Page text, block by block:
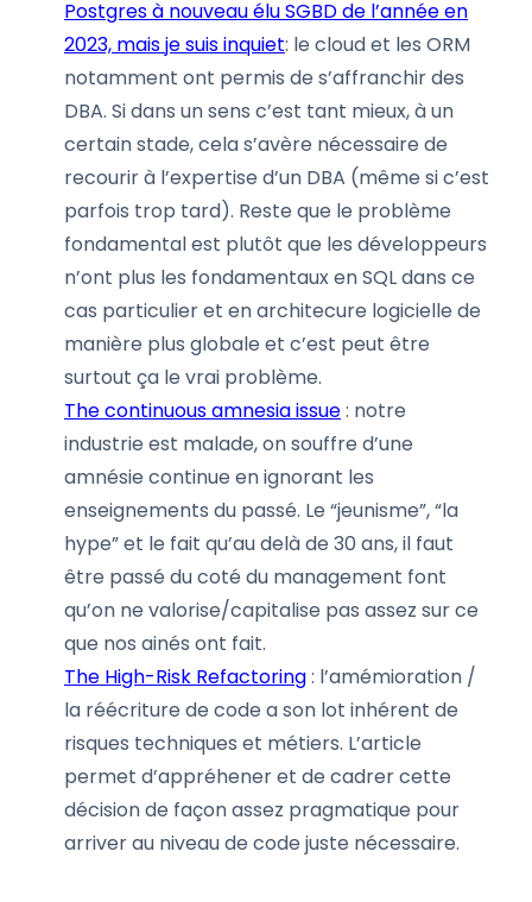
Postgres à nouveau élu SGBD de l’année en
2023, mais je suis inquiet: le cloud et les ORM
notamment ont permis de s’affranchir des
DBA. Si dans un sens c’est tant mieux, à un
certain stade, cela s’avère nécessaire de
recourir à l’expertise d’un DBA (même si c’est
parfois trop tard). Reste que le problème
fondamental est plutôt que les développeurs
n’ont plus les fondamentaux en SQL dans ce
cas particulier et en architecure logicielle de
manière plus globale et c’est peut être
surtout ça le vrai problème.
The continuous amnesia issue: notre
industrie est malade, on souffre d’une
amnésie continue en ignorant les
enseignements du passé. Le “jeunisme”, “la
hype” et le fait qu’au delà de 30 ans, il faut
être passé du coté du management font
qu’on ne valorise/capitalise pas assez sur ce
que nos ainés ont fait.
The High-Risk Refactoring: l’amémioration /
la réécriture de code a son lot inhérent de
risques techniques et métiers. L’article
permet d’appréhener et de cadrer cette
décision de façon assez pragmatique pour
arriver au niveau de code juste nécessaire.